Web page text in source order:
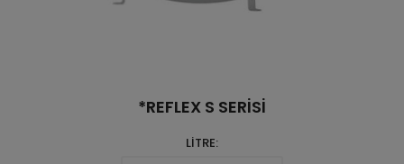
*REFLEX S SERİSİ
LİTRE